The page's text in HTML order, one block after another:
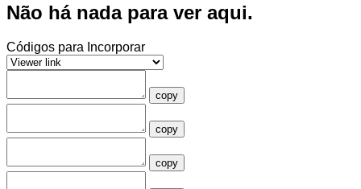
Não há nada para ver aqui.
Códigos para Incorporar
copy
copy
copy